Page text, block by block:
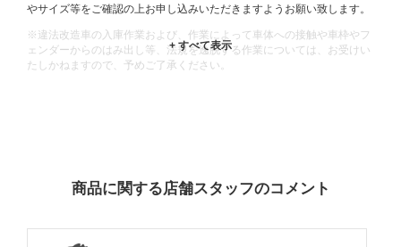
やサイズ等をご確認の上お申し込みいただきますようお願い致します。
※違法改造車の入庫作業および、作業によって車体への接触や車枠やフ
ェンダーからのはみ出し等、法規を逸脱する作業については、お受けい
たしかねますので、予めご了承ください。
商品に関する店舗スタッフのコメント